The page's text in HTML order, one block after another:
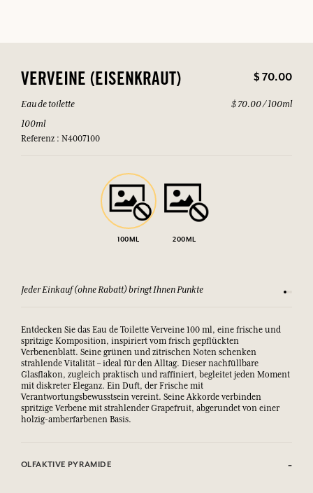
VERVEINE (EISENKRAUT) $ 70.00
Eau de toilette
100ml
Referenz : N4007100
$ 70.00 / 100ml
100ML 200ML
Jeder Einkauf (ohne Rabatt) bringt Ihnen Punkte Sehen
Entdecken Sie das Eau de Toilette Verveine 100 ml, eine frische und
spritzige Komposition, inspiriert vom frisch gepflückten
Verbenenblatt. Seine grünen und zitrischen Noten schenken
strahlende Vitalität – ideal für den Alltag. Dieser nachfüllbare
Glasflakon, zugleich praktisch und raffiniert, begleitet jeden Moment
mit diskreter Eleganz. Ein Duft, der Frische mit
Verantwortungsbewusstsein vereint. Seine Akkorde verbinden
spritzige Verbene mit strahlender Grapefruit, abgerundet von einer
holzig-amberfarbenen Basis.
OLFAKTIVE PYRAMIDE